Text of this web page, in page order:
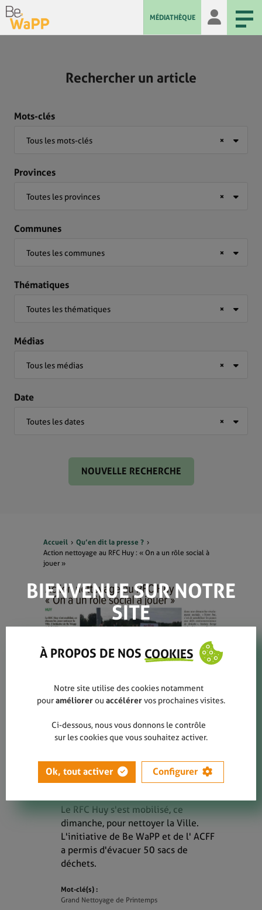
MÉDIATHÈQUE
Rechercher un article
Mots-clés
×
Tous les mots-clés
Provinces
×
Toutes les provinces
Communes
×
Toutes les communes
Thématiques
×
Toutes les thématiques
Médias
×
Tous les médias
Date
×
Toutes les dates
Accueil
Qu’en dit la presse ?
Action nettoyage au RFC Huy : « On a un rôle social à
jouer »
EN SAVOIR PLUS
un rôle social à jouer"
Septembre 2021
Le RFC Huy s'est mobilisé, ce
dimanche, pour nettoyer la Ville.
L'initiative de Be WaPP et de l' ACFF
a permis d'évacuer 50 sacs de
déchets.
Mot-clé(s) :
Grand Nettoyage de Printemps
BIENVENUE SUR NOTRE
SITE
À PROPOS DE NOS COOKIES
Notre site utilise des cookies notamment
pouraméliorerou accélérervos prochaines visites.
Ci-dessous, nous vous donnons le contrôle
sur les cookies que vous souhaitez activer.
Ok, tout activer Configurer